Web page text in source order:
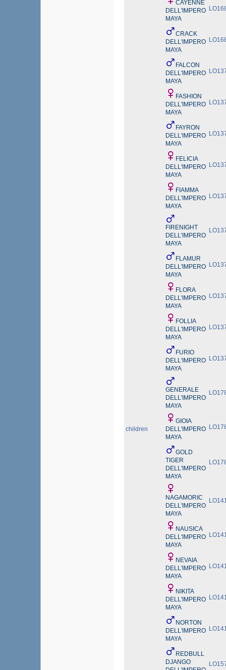
children
CAYENNE
DELL'IMPERO
MAYA
CRACK
DELL'IMPERO
MAYA
FALCON
DELL'IMPERO
MAYA
FASHION
DELL'IMPERO
MAYA
FAYRON
DELL'IMPERO
MAYA
FELICIA
DELL'IMPERO
MAYA
FIAMMA
DELL'IMPERO
MAYA
FIRENIGHT
DELL'IMPERO
MAYA
FLAMUR
DELL'IMPERO
MAYA
FLORA
DELL'IMPERO
MAYA
FOLLIA
DELL'IMPERO
MAYA
FURIO
DELL'IMPERO
MAYA
GENERALE
DELL'IMPERO
MAYA
GIOIA
DELL'IMPERO
MAYA
GOLD
TIGER
DELL'IMPERO
MAYA
NAGAMORIC
DELL'IMPERO
MAYA
NAUSICA
DELL'IMPERO
MAYA
NEVAIA
DELL'IMPERO
MAYA
NIKITA
DELL'IMPERO
MAYA
NORTON
DELL'IMPERO
MAYA
REDBULL
DJANGO